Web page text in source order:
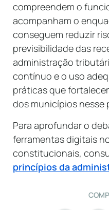
compreendem o
acompanham o
conseguem reduzir
previsibilidade das
administração
contínuo e o uso
práticas que
dos municípios nesse
Para aprofundar o
ferramentas digitais
constitucionais,
princípios da